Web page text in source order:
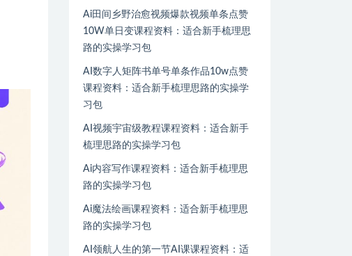
Ai田间乡野治愈视频爆款视频单条点赞
10W单日变课程资料：适合新手梳理思
路的实操学习包
AI数字人矩阵书单号单条作品10w点赞
课程资料：适合新手梳理思路的实操学
习包
AI视频宇宙级教程课程资料：适合新手
梳理思路的实操学习包
Ai内容写作课程资料：适合新手梳理思
路的实操学习包
Ai魔法绘画课程资料：适合新手梳理思
路的实操学习包
AI领航人生的第一节AI课课程资料：适